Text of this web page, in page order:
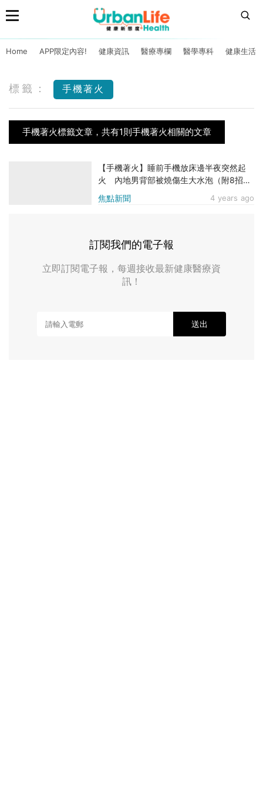
Home APP限定內容! 健康資訊 醫療專欄 醫學專科 健康生活
標籤： 手機著火
手機著火標籤文章，共有1則手機著火相關的文章
焦點新聞 4 years ago
【手機著火】睡前手機放床邊半夜突然起
火 內地男背部被燒傷生大水泡（附8招減
低手機自燃風險）
訂閱我們的電子報
立即訂閱電子報，每週接收最新健康醫療資
訊！
送出